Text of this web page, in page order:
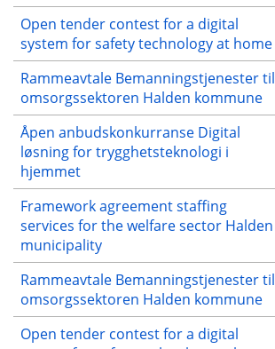
Open tender contest for a digital
system for safety technology at home
Rammeavtale Bemanningstjenester til
omsorgssektoren Halden kommune
Åpen anbudskonkurranse Digital
løsning for trygghetsteknologi i
hjemmet
Framework agreement staffing
services for the welfare sector Halden
municipality
Rammeavtale Bemanningstjenester til
omsorgssektoren Halden kommune
Open tender contest for a digital